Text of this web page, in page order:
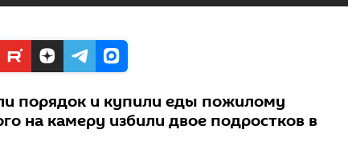
порядок и купили еды пожилому
на камеру избили двое подростков в